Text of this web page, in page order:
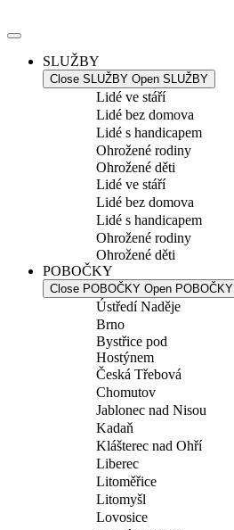
k
SLUŽBY
Close SLUŽBY Open SLUŽBY
Lidé ve stáří
Lidé bez domova
Lidé s handicapem
Ohrožené rodiny
Ohrožené děti
Lidé ve stáří
Lidé bez domova
Lidé s handicapem
Ohrožené rodiny
Ohrožené děti
POBOČKY
Close POBOČKY Open POBOČKY
Ústředí Naděje
Brno
Bystřice pod
Hostýnem
Česká Třebová
Chomutov
Jablonec nad Nisou
Kadaň
Klášterec nad Ohří
Liberec
Litoměřice
Litomyšl
Lovosice